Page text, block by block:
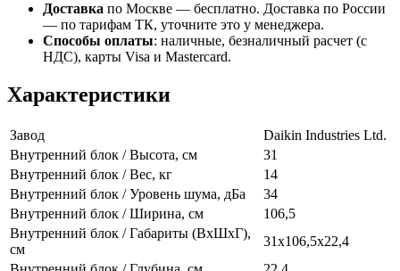
Доставка по Москве — бесплатно. Доставка по России
— по тарифам ТК, уточните это у менеджера.
Способы оплаты: наличные, безналичный расчет (с
НДС), карты Visa и Mastercard.
Характеристики
Завод
Daikin Industries Ltd.
Внутренний блок / Высота, см
31
Внутренний блок / Вес, кг
14
Внутренний блок / Уровень шума, дБа
34
Внутренний блок / Ширина, см
106,5
Внутренний блок / Габариты (ВхШхГ),
см
31х106,5х22,4